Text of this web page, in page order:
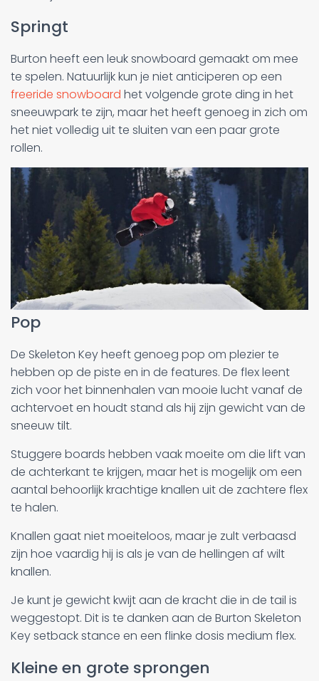
Springt
Burton heeft een leuk snowboard gemaakt om mee
te spelen. Natuurlijk kun je niet anticiperen op een
freeride snowboard het volgende grote ding in het
sneeuwpark te zijn, maar het heeft genoeg in zich om
het niet volledig uit te sluiten van een paar grote
rollen.
Pop
De Skeleton Key heeft genoeg pop om plezier te
hebben op de piste en in de features. De flex leent
zich voor het binnenhalen van mooie lucht vanaf de
achtervoet en houdt stand als hij zijn gewicht van de
sneeuw tilt.
Stuggere boards hebben vaak moeite om die lift van
de achterkant te krijgen, maar het is mogelijk om een
aantal behoorlijk krachtige knallen uit de zachtere flex
te halen.
Knallen gaat niet moeiteloos, maar je zult verbaasd
zijn hoe vaardig hij is als je van de hellingen af wilt
knallen.
Je kunt je gewicht kwijt aan de kracht die in de tail is
weggestopt. Dit is te danken aan de Burton Skeleton
Key setback stance en een flinke dosis medium flex.
Kleine en grote sprongen